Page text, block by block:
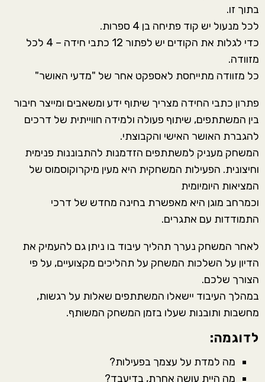
בתוך זו.
לכל מנעול יש קוד פתיחה בן 4 ספרות.
כדי לגלות את הקודים יש לפתור 12 כתבי חידה – 4 לכל
מזוודה.
כל מזוודה מתייחסת לאספקט אחר של "מדעי האושר"
פתרון כתבי החידה מצריך שיתוף ידע ומשאבים ומייצר חיבור
בין המשתתפים, שיתוף פעולה ולמידה חווייתית של דרכים
להגברת האושר האישי והקבוצתי.
המשחק מעניק למשתתפים הזדמנות להתבוננות פנימית
וחיצונית. הפעילות המשחקית היא מעין מיקרוקוסמוס של
המציאות היומיומית
וכמרחב מוגן היא מאפשרת בחינה מחדש של דרכי
התמודדות עם אתגרים.
לאחר המשחק נערך תהליך עיבוד בו ניתן גם להעמיק את
הדיון על השלכות המשחק על תהליכים מקצועיים, על פי
הצורך שלכם.
במהלך העיבוד יישאלו המשתתפים שאלות על רגשות,
מחשבות ותובנות שעלו בזמן המשחק המשותף.
לדוגמה:
מה למדת על עצמך בפעילות?
מה היית עושה אחרת, בדיעבד?